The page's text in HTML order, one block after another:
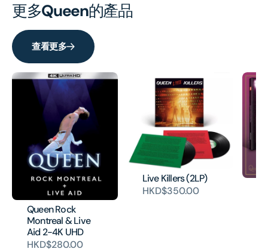
更多Queen的產品
查看更多
Queen Rock
Montreal & Live
Aid 2-4K UHD
HKD$280.00
Live Killers (2LP)
HKD$350.00